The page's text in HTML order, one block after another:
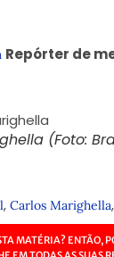
Repórter de
(Foto:
, Carlos Marighella,
MATÉRIA? ENTÃO,